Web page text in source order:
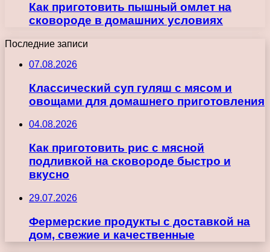
Как приготовить пышный омлет на
сковороде в домашних условиях
Последние записи
07.08.2026
Классический суп гуляш с мясом и
овощами для домашнего приготовления
04.08.2026
Как приготовить рис с мясной
подливкой на сковороде быстро и
вкусно
29.07.2026
Фермерские продукты с доставкой на
дом, свежие и качественные